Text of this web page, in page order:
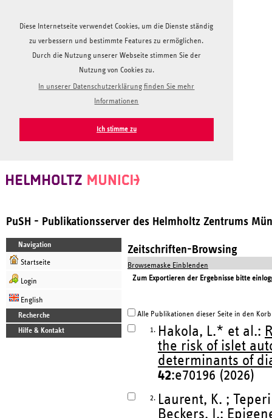
Diese Internetseite verwendet Cookies, um die Dienste ständig
zu verbessern und bestimmte Features zu ermöglichen.
Durch die Nutzung unserer Webseite stimmen Sie der
Nutzung von Cookies zu.
In unserer Datenschutzerklärung finden Sie mehr
Informationen
Ich stimme zu
PuSH - Publikationsserver des Helmholtz Zentrums
Navigation
Startseite
Login
English
Recherche
Hilfe & Kontakt
Zeitschriften-Browsing
Browsemaske Einblenden
Zum Exportieren der Ergebnisse bitte
Alle Publikationen dieser Seite in den
1.
Hakola, L.* et al.:
the risk of islet
determinants of
42:e70196 (2026)
2.
Laurent, K. ;
Beckers, J.: